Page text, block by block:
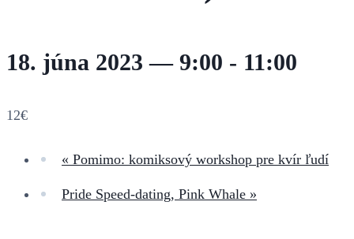
18. júna 2023 — 9:00 - 11:00
12€
« Pomimo: komiksový workshop pre kvír ľudí
Pride Speed-dating, Pink Whale »